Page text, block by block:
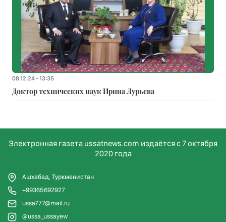
08.12.24 - 13:35
Доктор технических наук Ирина Лурьева
Электронная газета ussatnews.com издаётся с 7 октября
2020 года
Ашхабад, Туркменистан
+99365692927
ussa777@mail.ru
@ussa_ussayew